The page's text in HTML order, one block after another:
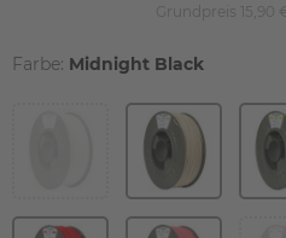
Grundpreis
15,90
Farbe: Midnight Black